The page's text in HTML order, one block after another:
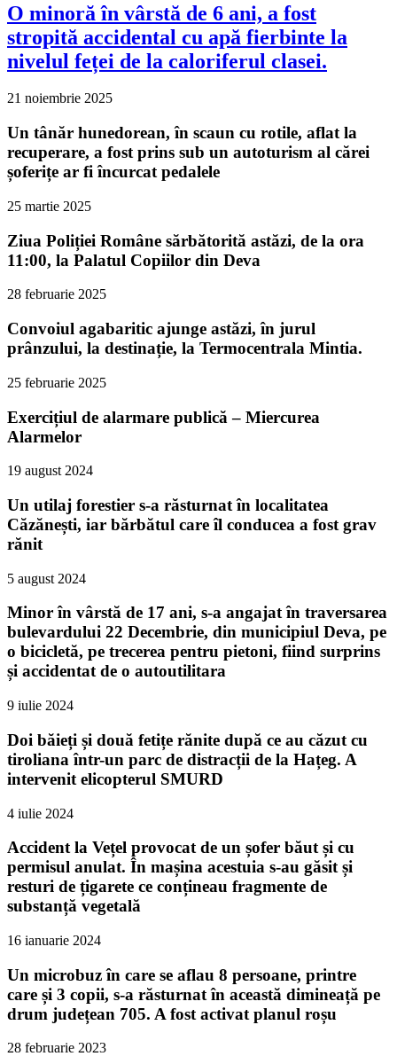
O minoră în vârstă de 6 ani, a fost
stropită accidental cu apă fierbinte la
nivelul feței de la caloriferul clasei.
21 noiembrie 2025
Un tânăr hunedorean, în scaun cu rotile, aflat la
recuperare, a fost prins sub un autoturism al cărei
șoferițe ar fi încurcat pedalele
25 martie 2025
Ziua Poliției Române sărbătorită astăzi, de la ora
11:00, la Palatul Copiilor din Deva
28 februarie 2025
Convoiul agabaritic ajunge astăzi, în jurul
prânzului, la destinație, la Termocentrala Mintia.
25 februarie 2025
Exercițiul de alarmare publică – Miercurea
Alarmelor
19 august 2024
Un utilaj forestier s-a răsturnat în localitatea
Căzănești, iar bărbătul care îl conducea a fost grav
rănit
5 august 2024
Minor în vârstă de 17 ani, s-a angajat în traversarea
bulevardului 22 Decembrie, din municipiul Deva, pe
o bicicletă, pe trecerea pentru pietoni, fiind surprins
și accidentat de o autoutilitara
9 iulie 2024
Doi băieți și două fetițe rănite după ce au căzut cu
tiroliana într-un parc de distracții de la Hațeg. A
intervenit elicopterul SMURD
4 iulie 2024
Accident la Vețel provocat de un șofer băut și cu
permisul anulat. În mașina acestuia s-au găsit și
resturi de țigarete ce conțineau fragmente de
substanță vegetală
16 ianuarie 2024
Un microbuz în care se aflau 8 persoane, printre
care și 3 copii, s-a răsturnat în această dimineață pe
drum județean 705. A fost activat planul roșu
28 februarie 2023